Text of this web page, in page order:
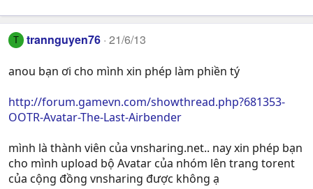
T trannguyen76 21/6/13
anou bạn ơi cho mình xin phép làm phiền tý
http://forum.gamevn.com/showthread.php?681353-
OOTR-Avatar-The-Last-Airbender
mình là thành viên của vnsharing.net.. nay xin phép bạn
cho mình upload bộ Avatar của nhóm lên trang torent
của cộng đồng vnsharing được không ạ